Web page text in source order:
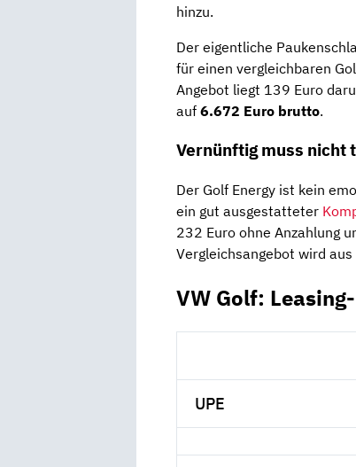
hinzu.
Der eigentliche
für einen vergleichbaren
Angebot liegt 139 Euro
auf 6.672 Euro brutto.
Vernünftig muss nicht
Der Golf Energy ist kein
ein gut ausgestatteter
232 Euro ohne Anzahlung
Vergleichsangebot wird
VW Golf:
UPE